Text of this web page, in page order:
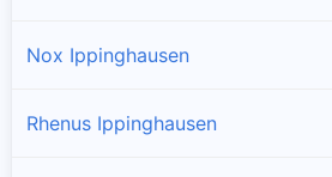
Nox Ippinghausen
Rhenus Ippinghausen